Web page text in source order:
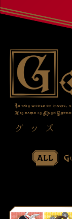
In this world of magic, a
His name is Mash
グッズ
all